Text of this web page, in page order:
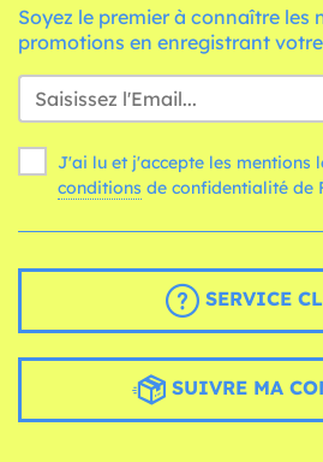
Soyez le premier à connaître les
promotions en enregistrant
J'ai lu et j'accepte les mentions
conditions de confidentialité de
SERVICE
SUIVRE MA